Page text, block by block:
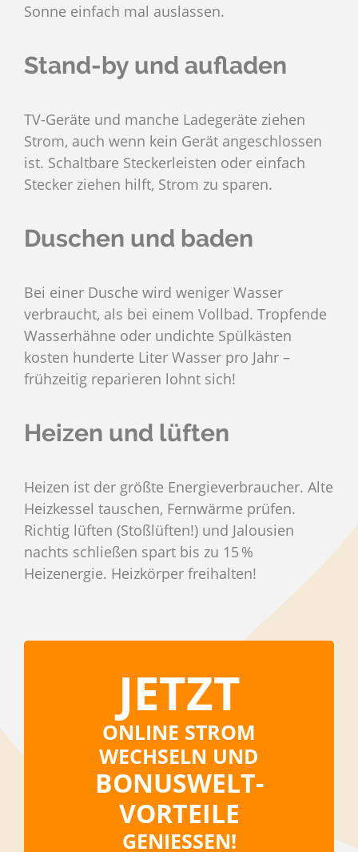
Sonne einfach mal auslassen.
Stand-by und aufladen
TV-Geräte und manche Ladegeräte ziehen
Strom, auch wenn kein Gerät angeschlossen
ist. Schaltbare Steckerleisten oder einfach
Stecker ziehen hilft, Strom zu sparen.
Duschen und baden
Bei einer Dusche wird weniger Wasser
verbraucht, als bei einem Vollbad. Tropfende
Wasserhähne oder undichte Spülkästen
kosten hunderte Liter Wasser pro Jahr –
frühzeitig reparieren lohnt sich!
Heizen und lüften
Heizen ist der größte Energieverbraucher. Alte
Heizkessel tauschen, Fernwärme prüfen.
Richtig lüften (Stoßlüften!) und Jalousien
nachts schließen spart bis zu 15 %
Heizenergie. Heizkörper freihalten!
JETZT
ONLINE STROM
WECHSELN UND
BONUSWELT-
VORTEILE
GENIESSEN!